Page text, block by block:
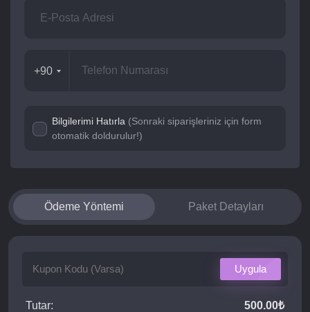
+90
Bilgilerimi Hatırla (Sonraki siparişleriniz için form
otomatik doldurulur!)
Ödeme Yöntemi Paket Detayları
Uygula
Tutar: 500.00₺